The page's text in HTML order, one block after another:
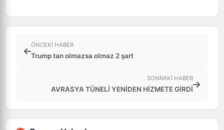
ÖNCEKI HABER
Trump tan olmazsa olmaz 2 şart
SONRAKI HABER
AVRASYA TÜNELİ YENİDEN HİZMETE GİRDİ